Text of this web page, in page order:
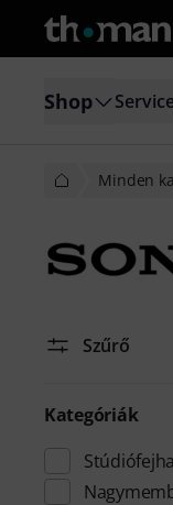
Shop
Minden
Szűrő
Kategóriák